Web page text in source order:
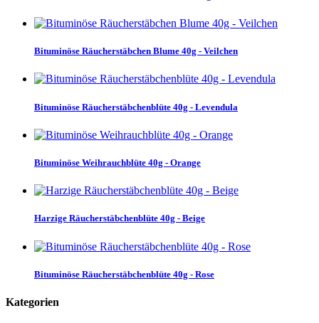
Bituminöse Räucherstäbchen Blume 40g - Veilchen
Bituminöse Räucherstäbchenblüte 40g - Levendula
Bituminöse Weihrauchblüte 40g - Orange
Harzige Räucherstäbchenblüte 40g - Beige
Bituminöse Räucherstäbchenblüte 40g - Rose
Kategorien